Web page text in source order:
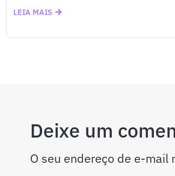
LEIA MAIS
Deixe um
O seu endereço de e-mail